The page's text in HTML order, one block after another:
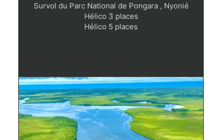
Survol du Parc National de Pongara , Nyonié
Hélico 3 places
Hélico 5 places